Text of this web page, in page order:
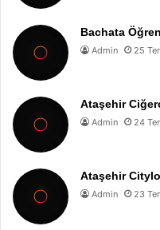
Bachata
Admin 25
Ataşehir
Admin 24
Ataşehir
Admin 23